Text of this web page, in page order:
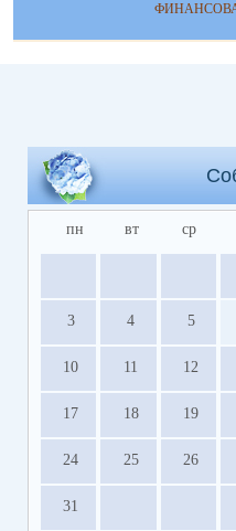
пн вт ср
3 4 5
10 11 12
17 18 19
24 25 26
31